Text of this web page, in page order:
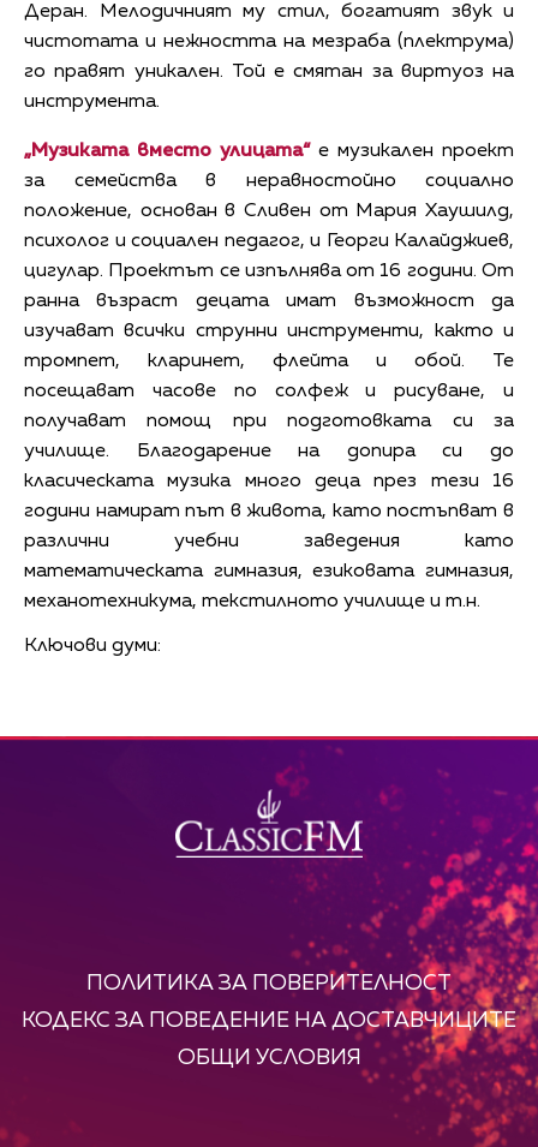
Деран. Мелодичният му стил, богатият звук и
чистотата и нежността на мезраба (плектрума)
го правят уникален. Той е смятан за виртуоз на
инструмента.
„Музиката вместо улицата“е музикален проект
за семейства в неравностойно социално
положение, основан в Сливен от Мария Хаушилд,
психолог и социален педагог, и Георги Калайджиев,
цигулар. Проектът се изпълнява от 16 години. От
ранна възраст децата имат възможност да
изучават всички струнни инструменти, както и
тромпет, кларинет, флейта и обой. Те
посещават часове по солфеж и рисуване, и
получават помощ при подготовката си за
училище. Благодарение на допира си до
класическата музика много деца през тези 16
години намират път в живота, като постъпват в
различни учебни заведения като
математическата гимназия, езиковата гимназия,
механотехникума, текстилното училище и т.н.
Ключови думи:
ПОЛИТИКА ЗА ПОВЕРИТЕЛНОСТ
КОДЕКС ЗА ПОВЕДЕНИЕ НА ДОСТАВЧИЦИТЕ
ОБЩИ УСЛОВИЯ